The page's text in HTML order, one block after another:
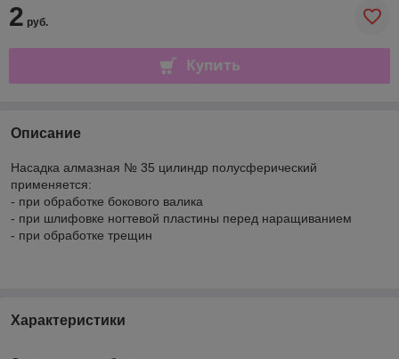
2 руб.
Купить
Описание
Насадка алмазная № 35 цилиндр полусферический
применяется:
- при обработке бокового валика
- при шлифовке ногтевой пластины перед наращиванием
- при обработке трещин
Характеристики